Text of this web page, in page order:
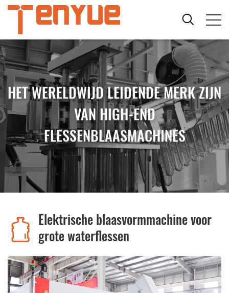
HET WERELDWIJD LEIDENDE MERK ZIJN
VAN HIGH-END
FLESSENBLAASMACHINES
Elektrische blaasvormmachine voor
grote waterflessen